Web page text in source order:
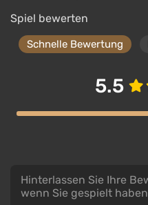
Spiel bewerten
Schnelle Bewertung
5.5